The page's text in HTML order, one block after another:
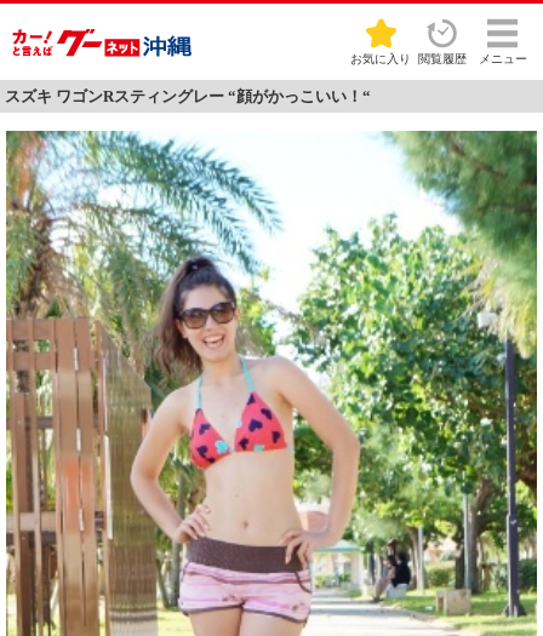
お気に入り 閲覧履歴 メニュー
スズキ ワゴンRスティングレー “顔がかっこいい！“